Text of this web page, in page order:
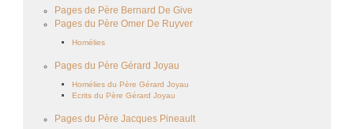
Pages de Père Bernard De Give
Pages du Père Omer De Ruyver
Homélies
Pages du Père Gérard Joyau
Homélies du Père Gérard Joyau
Ecrits du Père Gérard Joyau
Pages du Père Jacques Pineault